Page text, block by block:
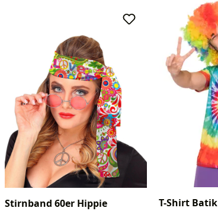
Stirnband 60er Hippie
T-Shirt Batik